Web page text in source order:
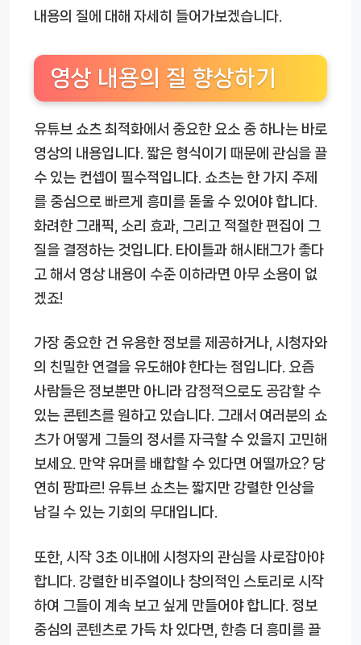
내용의 질에 대해 자세히 들어가보겠습니다.
영상 내용의 질 향상하기
유튜브 쇼츠 최적화에서 중요한 요소 중 하나는 바로
영상의 내용입니다. 짧은 형식이기 때문에 관심을 끌
수 있는 컨셉이 필수적입니다. 쇼츠는 한 가지 주제
를 중심으로 빠르게 흥미를 돋울 수 있어야 합니다.
화려한 그래픽, 소리 효과, 그리고 적절한 편집이 그
질을 결정하는 것입니다. 타이틀과 해시태그가 좋다
고 해서 영상 내용이 수준 이하라면 아무 소용이 없
겠죠!
가장 중요한 건 유용한 정보를 제공하거나, 시청자와
의 친밀한 연결을 유도해야 한다는 점입니다. 요즘
사람들은 정보뿐만 아니라 감정적으로도 공감할 수
있는 콘텐츠를 원하고 있습니다. 그래서 여러분의 쇼
츠가 어떻게 그들의 정서를 자극할 수 있을지 고민해
보세요. 만약 유머를 배합할 수 있다면 어떨까요? 당
연히 팡파르! 유튜브 쇼츠는 짧지만 강렬한 인상을
남길 수 있는 기회의 무대입니다.
또한, 시작 3초 이내에 시청자의 관심을 사로잡아야
합니다. 강렬한 비주얼이나 창의적인 스토리로 시작
하여 그들이 계속 보고 싶게 만들어야 합니다. 정보
중심의 콘텐츠로 가득 차 있다면, 한층 더 흥미를 끌